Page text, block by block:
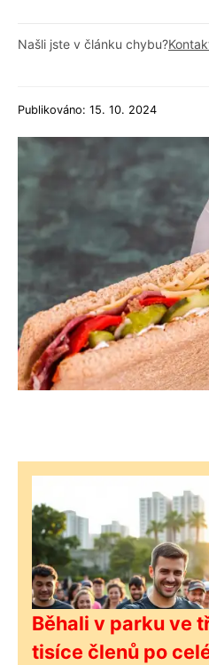
Našli jste v článku chybu?
Publikováno: 15. 10. 2024
Běhali v parku ve
tisíce členů po